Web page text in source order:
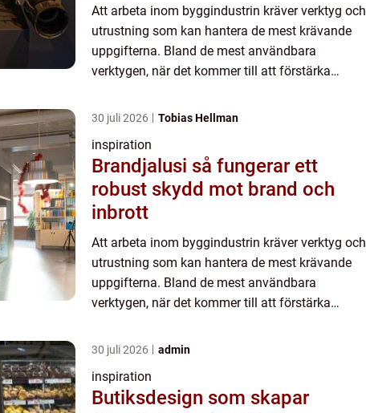
Att arbeta inom byggindustrin kräver verktyg och
utrustning som kan hantera de mest krävande
uppgifterna. Bland de mest användbara
verktygen, när det kommer till att förstärka
30 juli 2026 Tobias Hellman
inspiration
Brandjalusi så fungerar ett
robust skydd mot brand och
inbrott
Att arbeta inom byggindustrin kräver verktyg och
utrustning som kan hantera de mest krävande
uppgifterna. Bland de mest användbara
verktygen, när det kommer till att förstärka
30 juli 2026 admin
inspiration
Butiksdesign som skapar